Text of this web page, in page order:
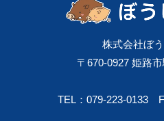
株式会社ぼ
〒670-0927 姫路
TEL：079-223-0133